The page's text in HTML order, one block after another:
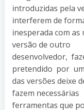
introduzidas pela
interferem de
inesperada com
versão de outro
desenvolvedor,
pretendido por
das versões deixe
fazem necessárias
ferramentas que